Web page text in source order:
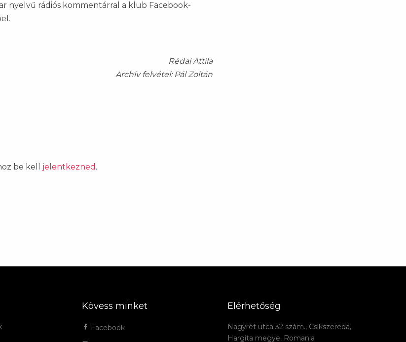
nyelvű rádiós kommentárral a klub Facebook-
Rédai Attila
Archív felvétel: Pál Zoltán
be kell jelentkezned .
Kövess minket
Facebook
Elérhetőség
Nagyrét utca 32 szám., Csíkszereda,
Hargita megye, Romania